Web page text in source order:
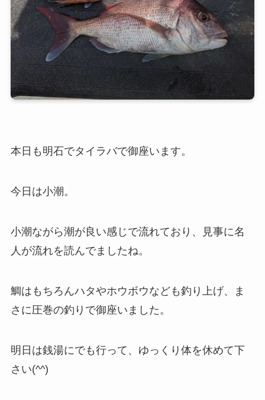
本日も明石でタイラバで御座います。
今日は小潮。
小潮ながら潮が良い感じで流れており、見事に名
人が流れを読んでましたね。
鯛はもちろんハタやホウボウなども釣り上げ、ま
さに圧巻の釣りで御座いました。
明日は銭湯にでも行って、ゆっくり体を休めて下
さい(^^)